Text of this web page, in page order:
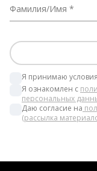
Фамилия/Имя
Я принимаю условия
Я ознакомлен с
персональных
Даю согласие на
(рассылка